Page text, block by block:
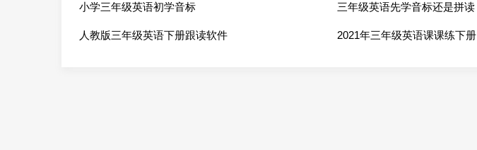
小学三年级英语初学音标 三年级英语先学音标还是拼读
人教版三年级英语下册跟读软件 2021年三年级英语课课练下册